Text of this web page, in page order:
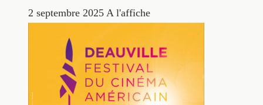
2 septembre 2025 A l'affiche